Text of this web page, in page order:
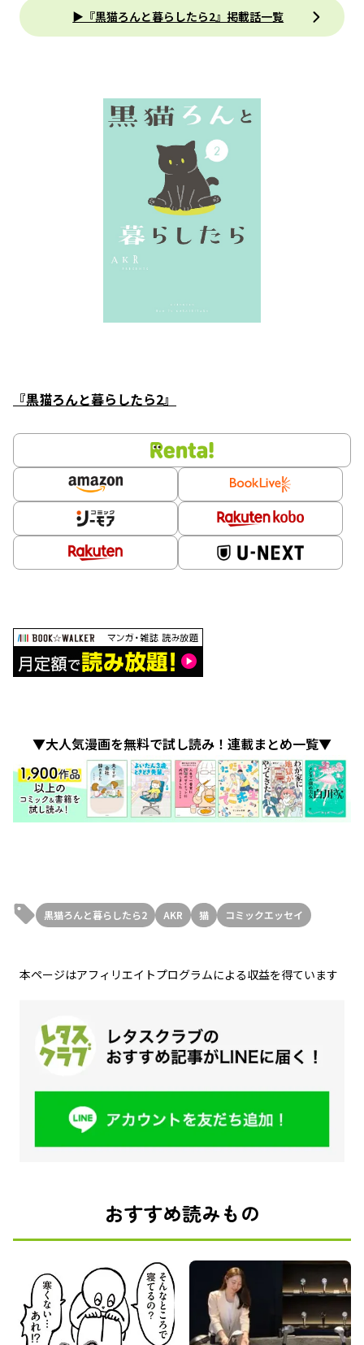
▶『黒猫ろんと暮らしたら2』掲載話一覧
『黒猫ろんと暮らしたら2』
▼大人気漫画を無料で試し読み！連載まとめ一覧▼
黒猫ろんと暮らしたら2 AKR 猫 コミックエッセイ
本ページはアフィリエイトプログラムによる収益を得ています
おすすめ読みもの